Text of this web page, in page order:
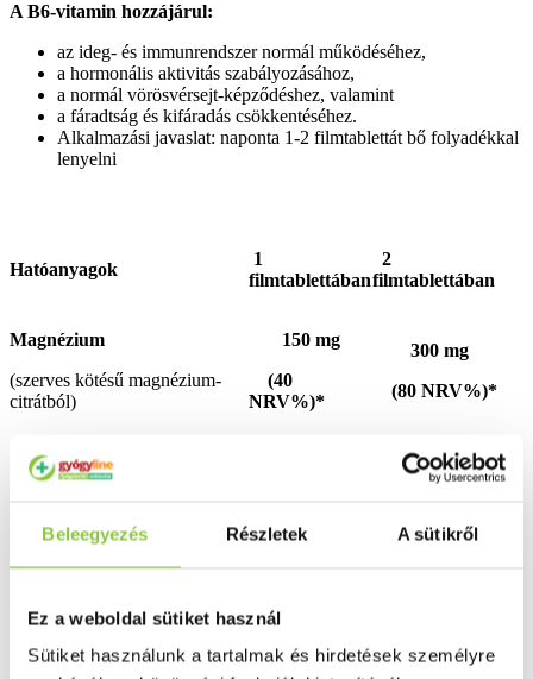
Beleegyezés Részletek A sütikről
Ez a weboldal sütiket használ
Sütiket használunk a tartalmak és hirdetések személyre
A B6-vitamin hozzájárul:
az ideg- és immunrendszer normál működéséhez,
a hormonális aktivitás szabályozásához,
a normál vörösvérsejt-képződéshez, valamint
a fáradtság és kifáradás csökkentéséhez.
Alkalmazási javaslat: naponta 1-2 filmtablettát bő folyadékkal
lenyelni
Hatóanyagok
1
filmtablettában
2
filmtablettában
Magnézium
(szerves kötésű magnézium-
citrátból)
150 mg
(40
NRV%)*
300 mg
(80 NRV%)*
NRV%)*
4 mg
NRV%)*